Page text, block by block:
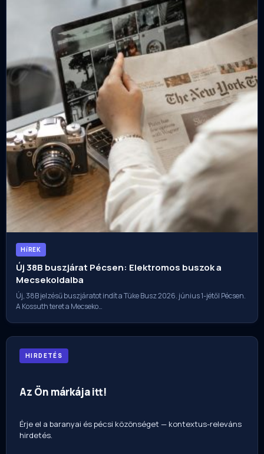
HíREK
Új 38B buszjárat Pécsen: Elektromos buszok a
Mecsekoldalba
Új, 38B jelzésű buszjáratot indít a Tüke Busz 2026. június 1-jétől Pécsen.
A Kossuth teret a Mecseko…
HIRDETÉS
Az Ön márkája itt!
Érje el a baranyai és pécsi közönséget — kontextus-releváns
hirdetés.